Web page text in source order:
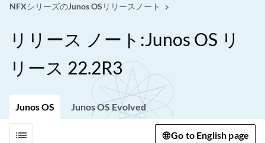
NFXシリーズのJunos OSリリースノート
リリース ノート:Junos OS リ
リース 22.2R3
Junos OS Junos OS Evolved
list Go to English page